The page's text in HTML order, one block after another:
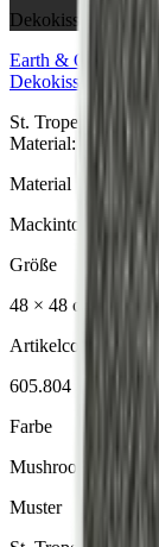
Dekokissen
Earth & Grey
Dekokissen
St. Tropez
Material:
Material
Mackintosh® Lite
Größe
48 × 48 cm
Artikelcode
605.804
Farbe
Mushroom
Muster